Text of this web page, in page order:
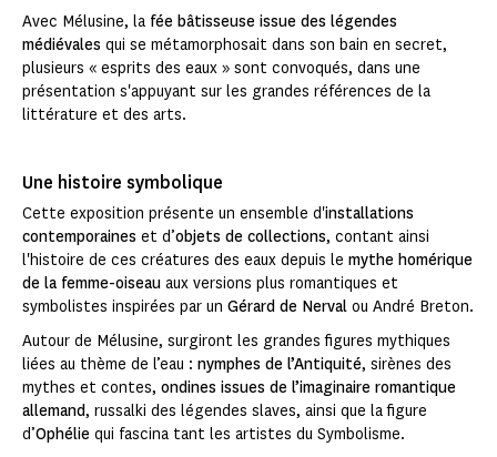
Avec Mélusine, la fée bâtisseuse issue des légendes
médiévales qui se métamorphosait dans son bain en secret,
plusieurs « esprits des eaux » sont convoqués, dans une
présentation s'appuyant sur les grandes références de la
littérature et des arts.
Une histoire symbolique
Cette exposition présente un ensemble d'installations
contemporaines et d’objets de collections, contant ainsi
l'histoire de ces créatures des eaux depuis le mythe homérique
de la femme-oiseau aux versions plus romantiques et
symbolistes inspirées par un Gérard de Nerval ou André Breton.
Autour de Mélusine, surgiront les grandes figures mythiques
liées au thème de l’eau : nymphes de l’Antiquité, sirènes des
mythes et contes, ondines issues de l’imaginaire romantique
allemand, russalki des légendes slaves, ainsi que la figure
d’Ophélie qui fascina tant les artistes du Symbolisme.